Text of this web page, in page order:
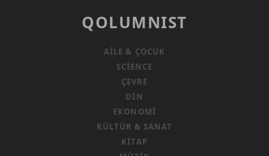
QOLUMNIST
AILE & ÇOCUK
SCIENCE
ÇEVRE
DIN
EKONOMI
KÜLTÜR & SANAT
KITAP